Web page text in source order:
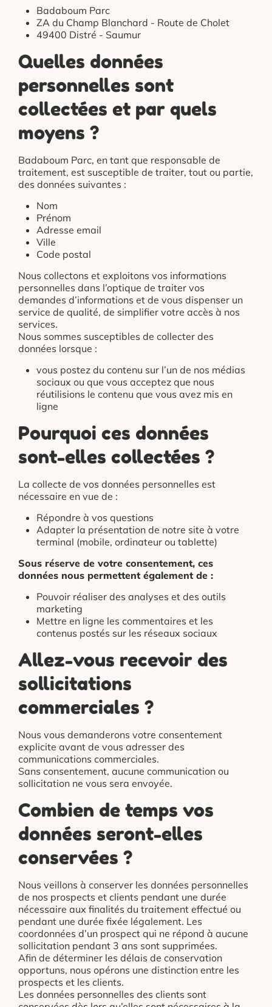
Badaboum Parc
ZA du Champ Blanchard - Route de Cholet
49400 Distré - Saumur
Quelles données
personnelles sont
collectées et par quels
moyens ?
Badaboum Parc, en tant que responsable de
traitement, est susceptible de traiter, tout ou partie,
des données suivantes :
Nom
Prénom
Adresse email
Ville
Code postal
Nous collectons et exploitons vos informations
personnelles dans l’optique de traiter vos
demandes d’informations et de vous dispenser un
service de qualité, de simplifier votre accès à nos
services.
Nous sommes susceptibles de collecter des
données lorsque :
vous postez du contenu sur l’un de nos médias
sociaux ou que vous acceptez que nous
réutilisions le contenu que vous avez mis en
ligne
Pourquoi ces données
sont-elles collectées ?
La collecte de vos données personnelles est
nécessaire en vue de :
Répondre à vos questions
Adapter la présentation de notre site à votre
terminal (mobile, ordinateur ou tablette)
Sous réserve de votre consentement, ces
données nous permettent également de :
Pouvoir réaliser des analyses et des outils
marketing
Mettre en ligne les commentaires et les
contenus postés sur les réseaux sociaux
Allez-vous recevoir des
sollicitations
commerciales ?
Nous vous demanderons votre consentement
explicite avant de vous adresser des
communications commerciales.
Sans consentement, aucune communication ou
sollicitation ne vous sera envoyée.
Combien de temps vos
données seront-elles
conservées ?
Nous veillons à conserver les données personnelles
de nos prospects et clients pendant une durée
nécessaire aux finalités du traitement effectué ou
pendant une durée fixée légalement. Les
coordonnées d’un prospect qui ne répond à aucune
sollicitation pendant 3 ans sont supprimées.
Afin de déterminer les délais de conservation
opportuns, nous opérons une distinction entre les
prospects et les clients.
Les données personnelles des clients sont